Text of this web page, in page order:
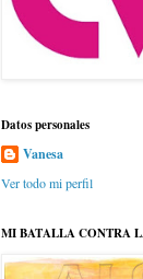
Datos personales
Vanesa
Ver todo mi perfil
MI BATALLA CONTRA